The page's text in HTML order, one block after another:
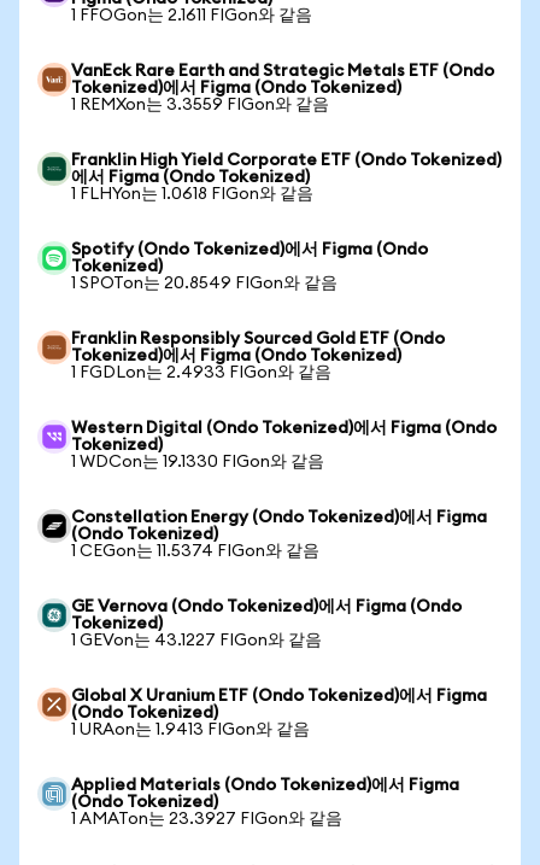
1 FFOGon는 2.1611 FIGon와 같음
VanEck Rare Earth and Strategic Metals ETF (Ondo
Tokenized)에서 Figma (Ondo Tokenized)
1 REMXon는 3.3559 FIGon와 같음
Franklin High Yield Corporate ETF (Ondo Tokenized)
에서 Figma (Ondo Tokenized)
1 FLHYon는 1.0618 FIGon와 같음
Spotify (Ondo Tokenized)에서 Figma (Ondo
Tokenized)
1 SPOTon는 20.8549 FIGon와 같음
Franklin Responsibly Sourced Gold ETF (Ondo
Tokenized)에서 Figma (Ondo Tokenized)
1 FGDLon는 2.4933 FIGon와 같음
Western Digital (Ondo Tokenized)에서 Figma (Ondo
Tokenized)
1 WDCon는 19.1330 FIGon와 같음
Constellation Energy (Ondo Tokenized)에서 Figma
(Ondo Tokenized)
1 CEGon는 11.5374 FIGon와 같음
GE Vernova (Ondo Tokenized)에서 Figma (Ondo
Tokenized)
1 GEVon는 43.1227 FIGon와 같음
Global X Uranium ETF (Ondo Tokenized)에서 Figma
(Ondo Tokenized)
1 URAon는 1.9413 FIGon와 같음
Applied Materials (Ondo Tokenized)에서 Figma
(Ondo Tokenized)
1 AMATon는 23.3927 FIGon와 같음